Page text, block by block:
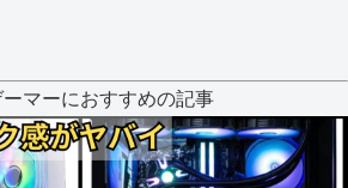
ーマーにおすすめの記事